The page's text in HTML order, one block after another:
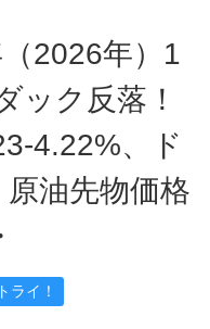
2026年）1
ック反落！
4.22%、ド
油先物価格
ライ！